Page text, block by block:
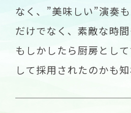
なく、”美味しい”演奏
だけでなく、素敵な時
もしかしたら厨房とし
して採用されたのかも知